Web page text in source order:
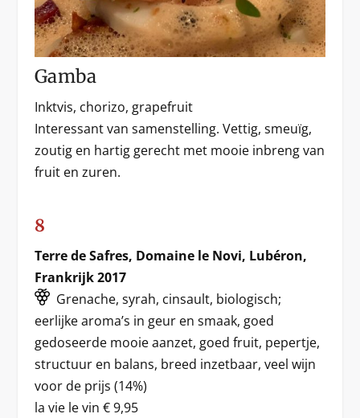
Gamba
Inktvis, chorizo, grapefruit
Interessant van samenstelling. Vettig, smeuïg,
zoutig en hartig gerecht met mooie inbreng van
fruit en zuren.
8
Terre de Safres, Domaine le Novi, Lubéron,
Frankrijk 2017
Grenache, syrah, cinsault, biologisch;
eerlijke aroma’s in geur en smaak, goed
gedoseerde mooie aanzet, goed fruit, pepertje,
structuur en balans, breed inzetbaar, veel wijn
voor de prijs (14%)
la vie le vin € 9,95